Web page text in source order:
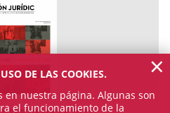
DE LAS COOKIES.
en nuestra página. Algunas son
el funcionamiento de la
×